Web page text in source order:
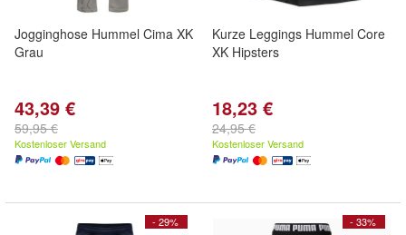
Jogginghose Hummel Cima XK
Grau
43,39 €
59,95 €
Kostenloser Versand
Kurze Leggings Hummel Core
XK Hipsters
18,23 €
24,95 €
Kostenloser Versand
- 29% - 33%